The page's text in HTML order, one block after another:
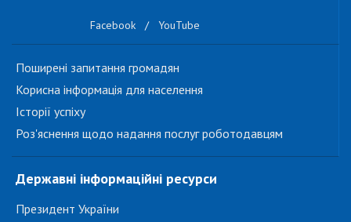
Facebook / YouTube
Поширені запитання громадян
Корисна інформація для населення
Історії успіху
Роз'яснення щодо надання послуг роботодавцям
Державні інформаційні ресурси
Президент України